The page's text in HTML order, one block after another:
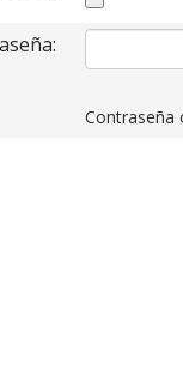
Contraseña